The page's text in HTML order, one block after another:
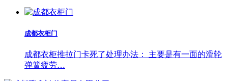
成都衣柜门
成都衣柜推拉门卡死了处理办法： 主要是有一面的滑轮
弹簧疲劳…